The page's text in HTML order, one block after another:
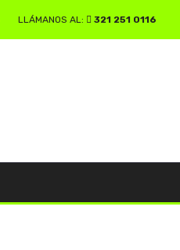
LLÁMANOS AL: 321 251 0116